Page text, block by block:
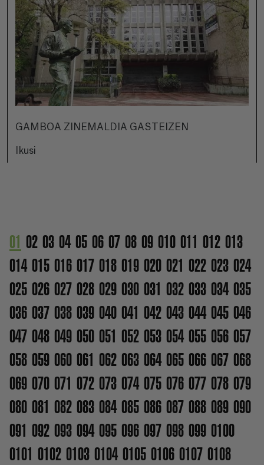
GAMBOA ZINEMALDIA GASTEIZEN
Ikusi
01 02 03 04 05 06 07 08 09 010 011 012 013
014 015 016 017 018 019 020 021 022 023 024
025 026 027 028 029 030 031 032 033 034 035
036 037 038 039 040 041 042 043 044 045 046
047 048 049 050 051 052 053 054 055 056 057
058 059 060 061 062 063 064 065 066 067 068
069 070 071 072 073 074 075 076 077 078 079
080 081 082 083 084 085 086 087 088 089 090
091 092 093 094 095 096 097 098 099 0100
0101 0102 0103 0104 0105 0106 0107 0108